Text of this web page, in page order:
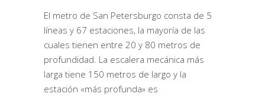
El metro de San Petersburgo consta de 5
líneas y 67 estaciones, la mayoría de las
cuales tienen entre 20 y 80 metros de
profundidad. La escalera mecánica más
larga tiene 150 metros de largo y la
estación «más profunda» es